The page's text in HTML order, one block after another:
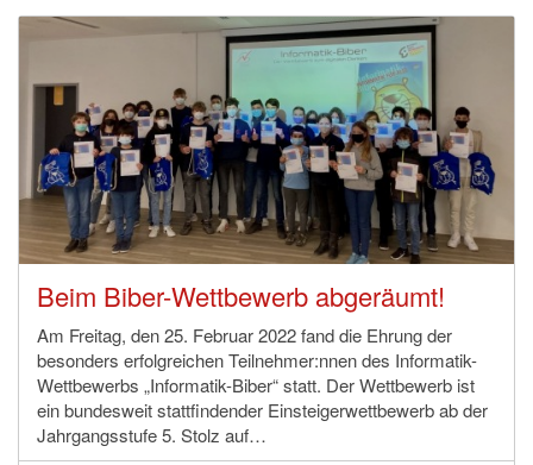
Beim Biber-Wettbewerb abgeräumt!
Am Freitag, den 25. Februar 2022 fand die Ehrung der
besonders erfolgreichen Teilnehmer:nnen des Informatik-
Wettbewerbs „Informatik-Biber“ statt. Der Wettbewerb ist
ein bundesweit stattfindender Einsteigerwettbewerb ab der
Jahrgangsstufe 5. Stolz auf…